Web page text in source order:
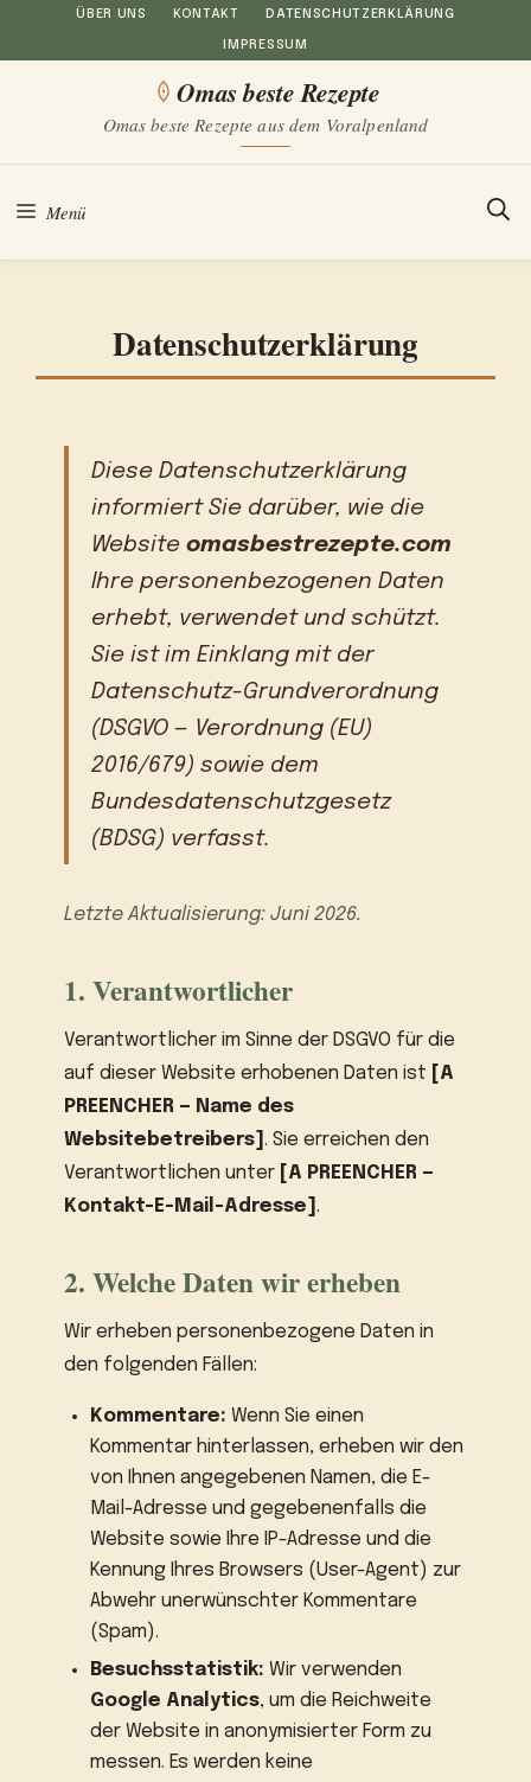
Inhalt
ÜBER UNS KONTAKT DATENSCHUTZERKLÄRUNG
IMPRESSUM
Omas beste Rezepte
Omas beste Rezepte aus dem Voralpenland
Menü
Datenschutzerklärung
Diese Datenschutzerklärung
informiert Sie darüber, wie die
Websiteomasbestrezepte.com
Ihre personenbezogenen Daten
erhebt, verwendet und schützt.
Sie ist im Einklang mit der
Datenschutz-Grundverordnung
(DSGVO — Verordnung (EU)
2016/679) sowie dem
Bundesdatenschutzgesetz
(BDSG) verfasst.
Letzte Aktualisierung: Juni 2026.
1. Verantwortlicher
Verantwortlicher im Sinne der DSGVO für die
auf dieser Website erhobenen Daten ist
[A
PREENCHER — Name des
Websitebetreibers] . Sie erreichen den
Verantwortlichen unter
[A PREENCHER —
Kontakt-E-Mail-Adresse] .
2. Welche Daten wir erheben
Wir erheben personenbezogene Daten in
den folgenden Fällen:
Kommentare: Wenn Sie einen
Kommentar hinterlassen, erheben wir den
von Ihnen angegebenen Namen, die E-
Mail-Adresse und gegebenenfalls die
Website sowie Ihre IP-Adresse und die
Kennung Ihres Browsers (User-Agent) zur
Abwehr unerwünschter Kommentare
(Spam).
Besuchsstatistik: Wir verwenden
Google Analytics, um die Reichweite
der Website in anonymisierter Form zu
messen. Es werden keine